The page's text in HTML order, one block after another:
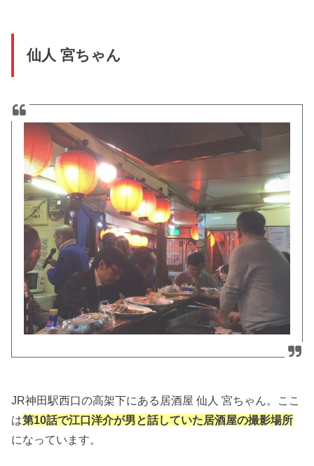
仙人 宮ちゃん
JR神田駅西口の高架下にある居酒屋 仙人 宮ちゃん。ここ
は第10話で江口洋介が男と話していた居酒屋の撮影場所
になっています。